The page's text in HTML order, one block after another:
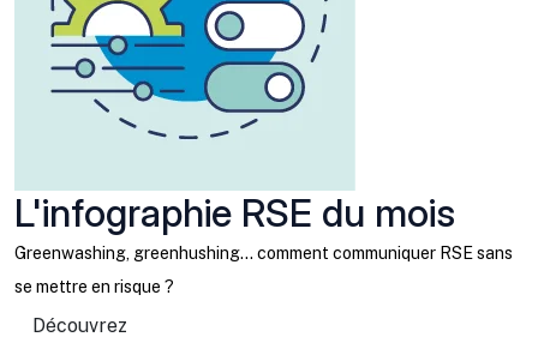
L'infographie RSE du mois
Greenwashing, greenhushing… comment communiquer RSE sans
se mettre en risque ?
Découvrez